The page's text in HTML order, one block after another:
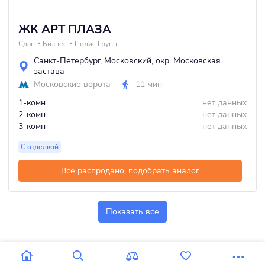
ЖК АРТ ПЛАЗА
Сдан Бизнес Полис Групп
Санкт-Петербург, Московский, окр. Московская
застава
Московские ворота
11 мин
1-комн
нет данных
2-комн
нет данных
3-комн
нет данных
С отделкой
Все распродано, подобрать аналог
Показать все